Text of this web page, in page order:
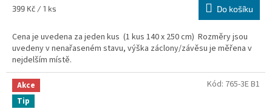
Měrná
399 Kč / 1 ks Do košíku
Cena je uvedena za jeden kus (1 kus 140 x 250 cm) Rozměry jsou
uvedeny v nenařaseném stavu, výška záclony/závěsu je měřena v
nejdelším místě.
Akce
Tip
Kód: 765-3E B1